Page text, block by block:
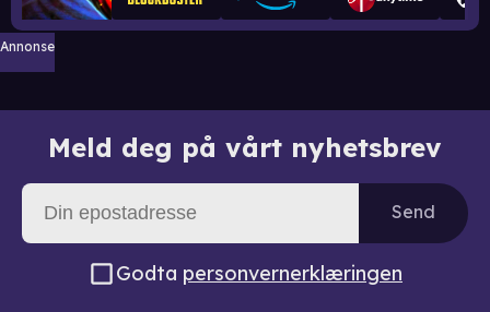
Annonse
Meld deg på vårt nyhetsbrev
Send
Godta personvernerklæringen